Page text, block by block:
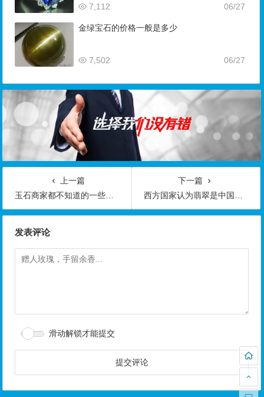
06/27
7,112
金绿宝石的价格一般是多少
06/27
7,502
上一篇
玉石商家都不知道的一些关于仿墨翠的猫腻
下一篇
西方国家认为翡翠是中国的“国玉”你信吗
发表评论
滑动解锁才能提交